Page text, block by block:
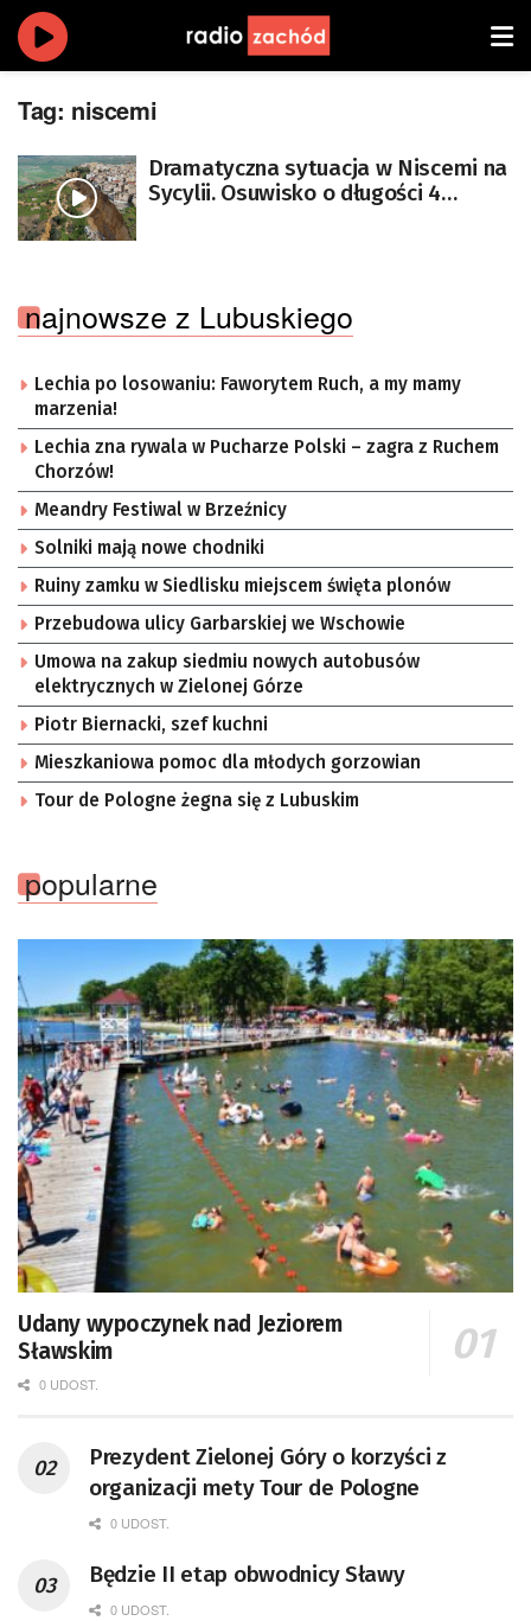
Tag: niscemi
Dramatyczna sytuacja w Niscemi na
Sycylii. Osuwisko o długości 4
najnowsze z Lubuskiego
Lechia po losowaniu: Faworytem Ruch, a my mamy
marzenia!
Lechia zna rywala w Pucharze Polski – zagra z Ruchem
Chorzów!
Meandry Festiwal w Brzeźnicy
Solniki mają nowe chodniki
Ruiny zamku w Siedlisku miejscem święta plonów
Przebudowa ulicy Garbarskiej we Wschowie
Umowa na zakup siedmiu nowych autobusów
elektrycznych w Zielonej Górze
Piotr Biernacki, szef kuchni
Mieszkaniowa pomoc dla młodych gorzowian
Tour de Pologne żegna się z Lubuskim
popularne
Udany wypoczynek nad Jeziorem
Sławskim
0 UDOST.
Prezydent Zielonej Góry o korzyści z
organizacji mety Tour de Pologne
0 UDOST.
Będzie II etap obwodnicy Sławy
0 UDOST.